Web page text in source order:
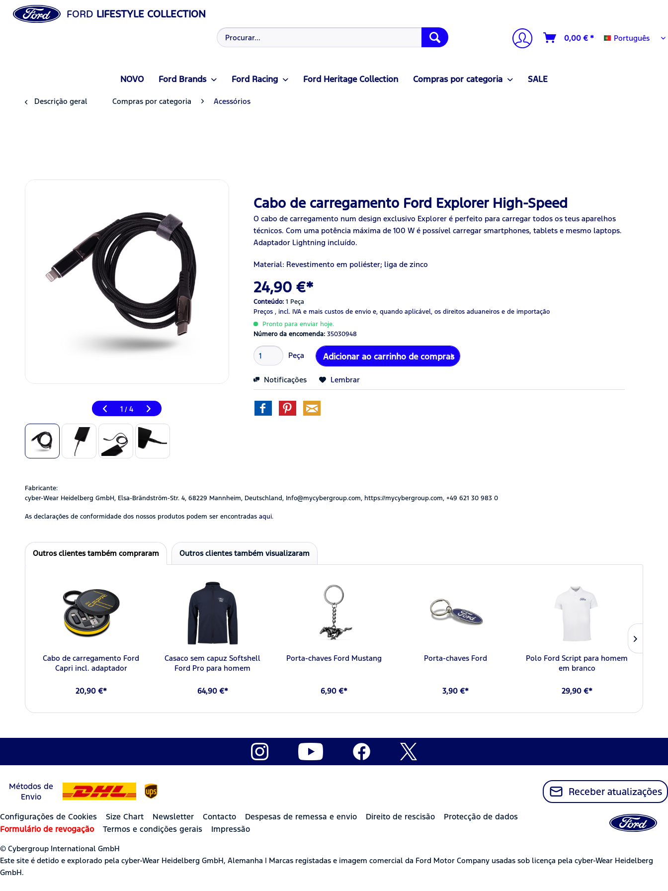
FORD LIFESTYLE COLLECTION
0,00 € * Português
Português
NOVO Ford Brands Ford Racing Ford Heritage Collection Compras por categoria SALE
Descrição geral Compras por categoria Acessórios
1 / 4
Cabo de carregamento Ford Explorer High-Speed
O cabo de carregamento num design exclusivo Explorer é perfeito para carregar todos os teus aparelhos
técnicos. Com uma potência máxima de 100 W é possível carregar smartphones, tablets e mesmo laptops.
Adaptador Lightning incluído.
Material: Revestimento em poliéster; liga de zinco
24,90 €*
Conteúdo:1 Peça
Preços , incl. IVAe mais custos de envio e, quando aplicável, os direitos aduaneiros e de importação
Pronto para enviar hoje.
Número da encomenda:35030948
Peça Adicionar ao carrinho de compras
Notificações Lembrar
Fabricante:
cyber-Wear Heidelberg GmbH, Elsa-Brändström-Str. 4, 68229 Mannheim, Deutschland, Info@mycybergroup.com, https://mycybergroup.com, +49 621 30 983 0
As declarações de conformidade dos nossos produtos podem ser encontradas aqui.
Outros clientes também compraram Outros clientes também visualizaram
Cabo de carregamento Ford
Capri incl. adaptador
20,90 €*
Casaco sem capuz Softshell
Ford Pro para homem
64,90 €*
Porta-chaves Ford Mustang
6,90 €*
Porta-chaves Ford
3,90 €*
Polo Ford Script para homem
em branco
29,90 €*
Métodos de
Envio
Receber atualizações
Configurações de Cookies Size Chart Newsletter Contacto Despesas de remessa e envio Direito de rescisão
Protecção de dados
Formulário de revogação
Termos e condições gerais Impressão
© Cybergroup International GmbH
Este site é detido e explorado pela cyber-Wear Heidelberg GmbH, Alemanha | Marcas registadas e imagem comercial da Ford Motor Company usadas sob licença pela cyber-Wear Heidelberg
GmbH.